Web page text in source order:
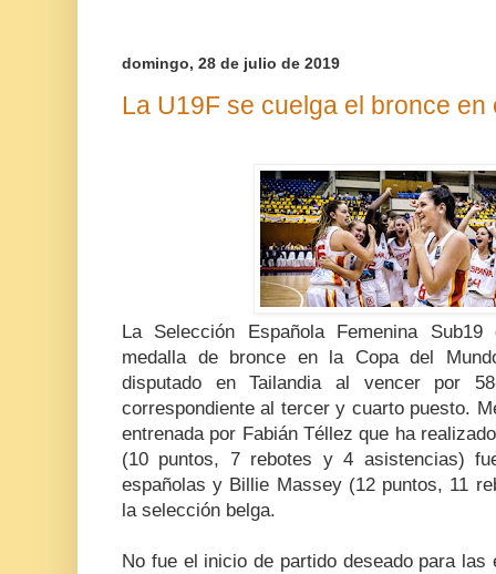
domingo, 28 de julio de 2019
La U19F se cuelga el bronce en
La Selección Española Femenina
medalla de bronce en la Copa del
disputado en Tailandia al vencer por
correspondiente al tercer y cuarto puesto.
entrenada por Fabián Téllez que ha
(10 puntos, 7 rebotes y 4 asistencias)
españolas y Billie Massey (12 puntos, 11
la selección belga.
No fue el inicio de partido deseado para